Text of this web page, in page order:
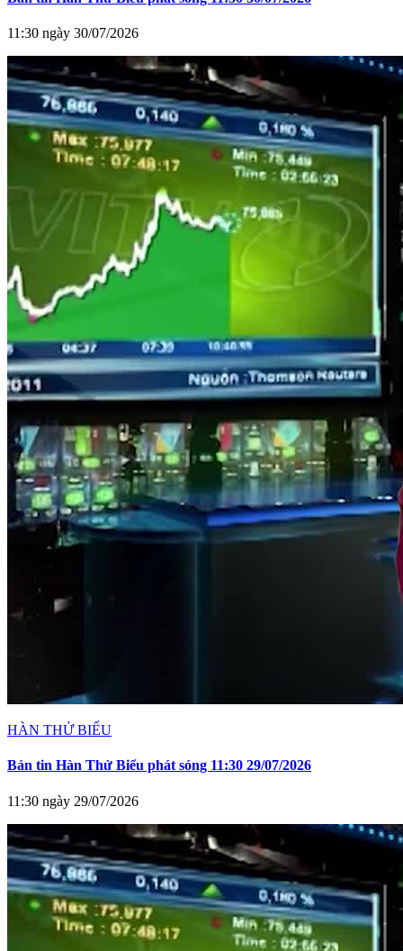
11:30 ngày 30/07/2026
HÀN THỬ BIỂU
Bản tin Hàn Thử Biểu phát sóng 11:30 29/07/2026
11:30 ngày 29/07/2026